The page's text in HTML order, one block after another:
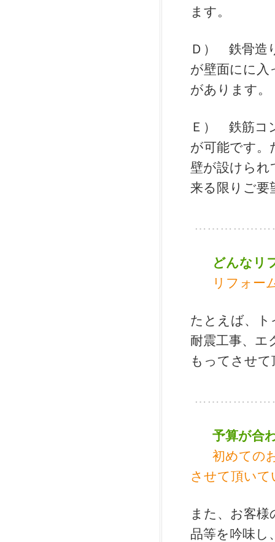
ます。
Ｄ） 鉄骨造
が壁面にに入
があります。
Ｅ） 鉄筋コ
が可能です。
壁が設けられ
来る限りご要
どんなリ
リフォー
たとえば、ト
耐震工事、エ
もってさせ
予算が合
初めての
させて頂いて
また、お客
品等を吟味し